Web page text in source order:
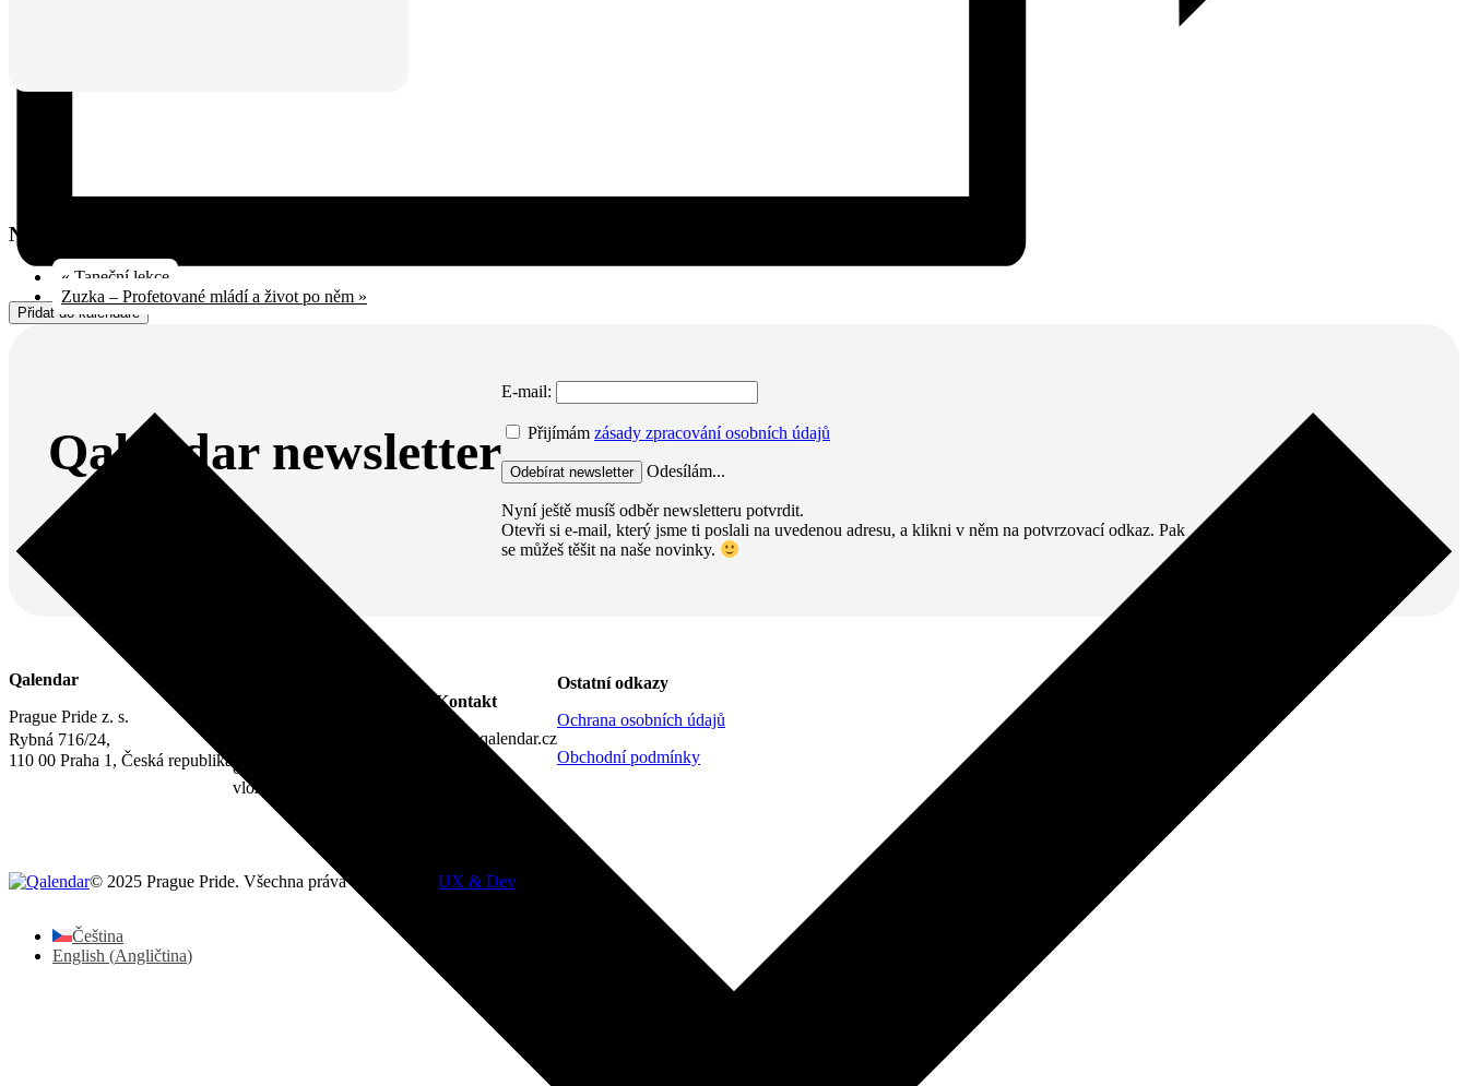
Přidat do kalendáře
Navigace pro Akce
« Taneční lekce
Zuzka – Profetované mládí a život po něm »
Qalendar newsletter
E-mail:
Přijímám zásady zpracování osobních údajů
Odesílám...
Nyní ještě musíš odběr newsletteru potvrdit.
Otevři si e-mail, který jsme ti poslali na uvedenou adresu, a klikni v něm na potvrzovací odkaz. Pak
se můžeš těšit na naše novinky.
Qalendar
Prague Pride z. s.
Rybná 716/24,
110 00 Praha 1, Česká republikaoddíl L,
vložka 22311
Kontakt
info@qalendar.cz
Ostatní odkazy
Ochrana osobních údajů
Obchodní podmínky
© 2025 Prague Pride. Všechna práva vyhrazena. | UX & Dev
Čeština
English (Angličtina)